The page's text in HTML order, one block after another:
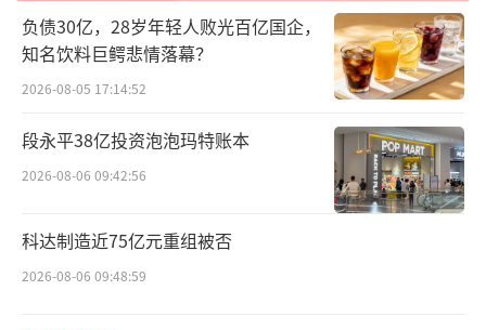
导，确立了“益气活血、通阳利水”的治法。
这种基于中医理论指导，结合现代科学技术研
发的路径，符合当前中医药高质量发展的方
向，也获得了国家中医药管理局“心力衰竭中
医药多学科交叉创新团队”项目的支持。
从临床价值层面分析，该药物瞄准的是未
被充分满足的临床需求。心力衰竭是心血管疾
负债30亿，28岁年轻人败光百亿国企，
知名饮料巨鳄悲情落幕？
2026-08-05 17:14:52
段永平38亿投资泡泡玛特账本
2026-08-06 09:42:56
科达制造近75亿元重组被否
2026-08-06 09:48:59